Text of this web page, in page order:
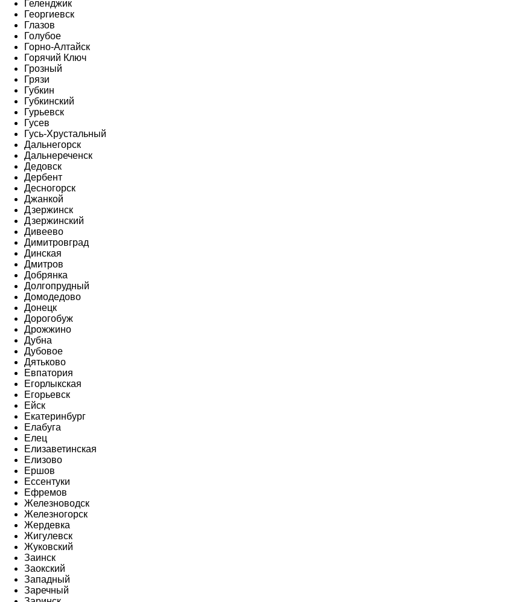
Геленджик
Георгиевск
Глазов
Голубое
Горно-Алтайск
Горячий Ключ
Грозный
Грязи
Губкин
Губкинский
Гурьевск
Гусев
Гусь-Хрустальный
Дальнегорск
Дальнереченск
Дедовск
Дербент
Десногорск
Джанкой
Дзержинск
Дзержинский
Дивеево
Димитровград
Динская
Дмитров
Добрянка
Долгопрудный
Домодедово
Донецк
Дорогобуж
Дрожжино
Дубна
Дубовое
Дятьково
Евпатория
Егорлыкская
Егорьевск
Ейск
Екатеринбург
Елабуга
Елец
Елизаветинская
Елизово
Ершов
Ессентуки
Ефремов
Железноводск
Железногорск
Жердевка
Жигулевск
Жуковский
Заинск
Заокский
Западный
Заречный